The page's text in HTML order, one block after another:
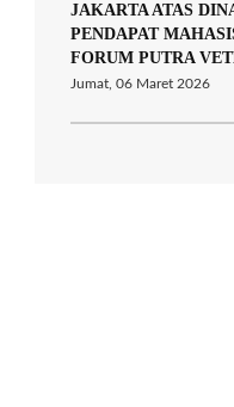
JAKARTA ATAS
PENDAPAT
FORUM PUTRA
Jumat, 06 Maret 2026